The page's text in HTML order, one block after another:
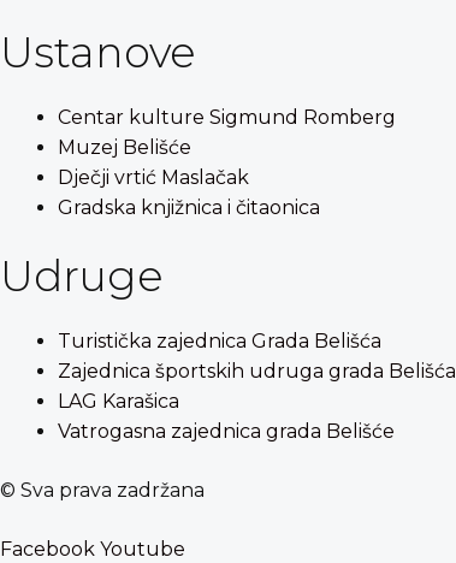
Ustanove
Centar kulture Sigmund Romberg
Muzej Belišće
Dječji vrtić Maslačak
Gradska knjižnica i čitaonica
Udruge
Turistička zajednica Grada Belišća
Zajednica športskih udruga grada Belišća
LAG Karašica
Vatrogasna zajednica grada Belišće
© Sva prava zadržana
Facebook Youtube